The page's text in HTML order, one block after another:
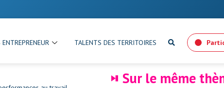
TALENTS DES TERRITOIRES
Sur le même